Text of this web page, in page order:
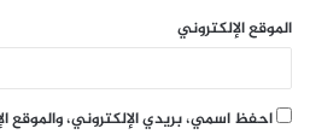
الموقع الإلكتروني
احفظ اسمي، بريدي الإلكتروني، والموقع